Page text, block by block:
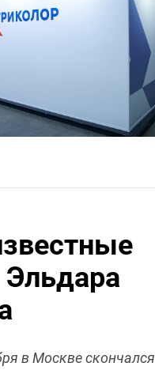
в Москве скончался